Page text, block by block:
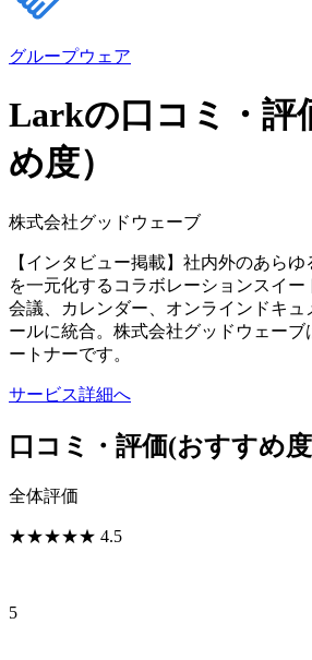
グループウェア
Larkの口コミ・評
め度）
株式会社グッドウェーブ
【インタビュー掲載】社内外のあら
を一元化するコラボレーションスイ
会議、カレンダー、オンラインドキュ
ールに統合。株式会社グッドウェー
ートナーです。
サービス詳細へ
口コミ・評価(おすすめ
全体評価
★★★★★ 4.5
5